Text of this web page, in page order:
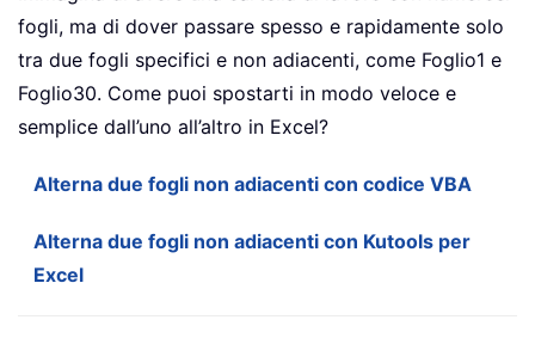
fogli, ma di dover passare spesso e rapidamente solo
tra due fogli specifici e non adiacenti, come Foglio1 e
Foglio30. Come puoi spostarti in modo veloce e
semplice dall’uno all’altro in Excel?
Alterna due fogli non adiacenti con codice VBA
Alterna due fogli non adiacenti con Kutools per
Excel